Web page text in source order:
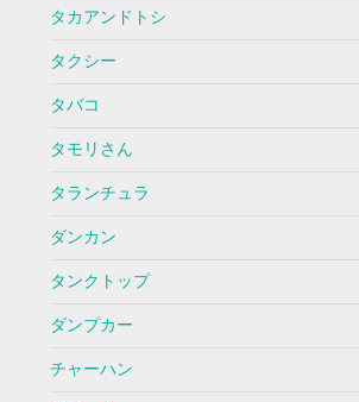
タカアンドトシ
タクシー
タバコ
タモリさん
タランチュラ
ダンカン
タンクトップ
ダンプカー
チャーハン